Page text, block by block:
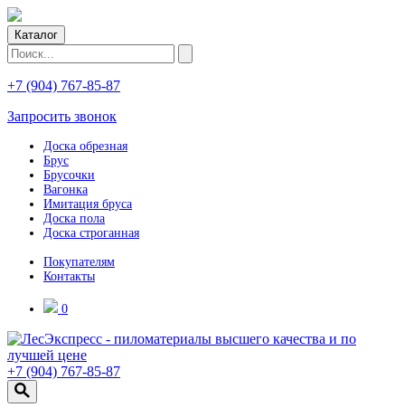
Каталог
+7 (904) 767-85-87
Запросить звонок
Доска обрезная
Брус
Брусочки
Вагонка
Имитация бруса
Доска пола
Доска строганная
Покупателям
Контакты
0
+7 (904) 767-85-87